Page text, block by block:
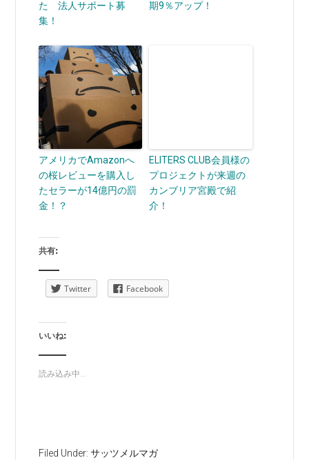
た 法人サポート募
集！
期9％アップ！
アメリカでAmazonへ
の桜レビューを購入し
たセラーが14億円の罰
金！？
ELITERS CLUB会員様の
プロジェクトが来週の
カンブリア宮殿で紹
介！
共有:
Twitter Facebook
いいね:
読み込み中...
Filed Under:サッツメルマガ